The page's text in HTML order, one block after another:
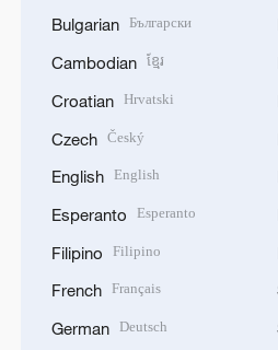
Bulgarian Български
Cambodian ខ្មែរ
Croatian Hrvatski
Czech Český
English English
Esperanto Esperanto
Filipino Filipino
French Français
German Deutsch